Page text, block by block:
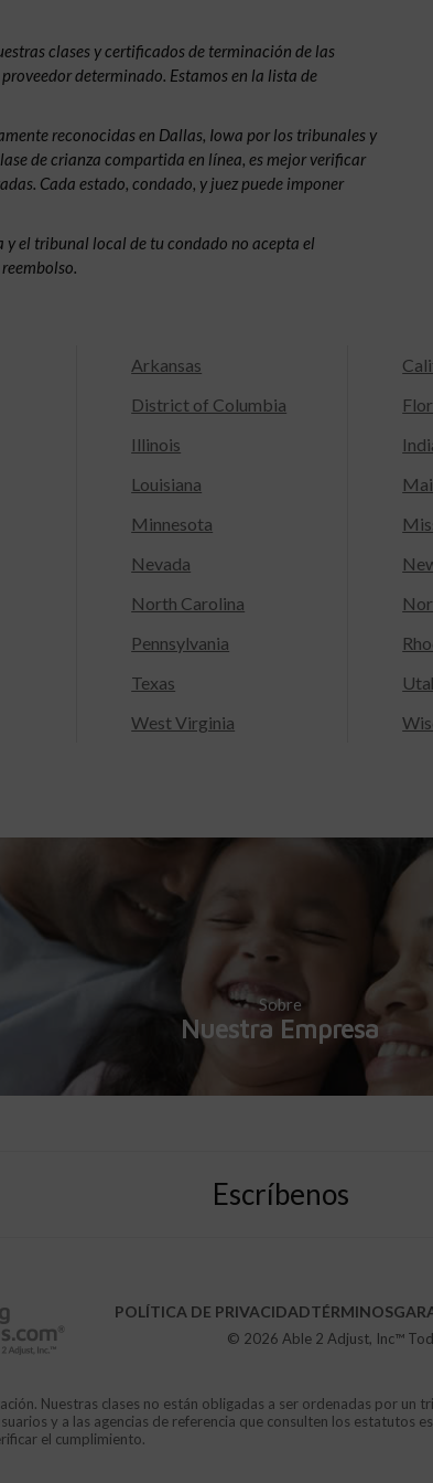
clases y certificados de terminación de las
determinado. Estamos en la lista de
reconocidas en Dallas, Iowa por los tribunales y
de crianza compartida en línea, es mejor verificar
Cada estado, condado, y juez puede imponer
y el tribunal local de tu condado no acepta el
Arkansas
District of Columbia
Illinois
Louisiana
Minnesota
Nevada
North Carolina
Pennsylvania
Texas
West Virginia
Sobre
Nuestra Empresa
Escríbenos
POLÍTICA DE PRIVACIDADTÉRMINOS
© 2026 Able 2 Adjust, Inc™
Nuestras clases no están obligadas a ser ordenadas por un
y a las agencias de referencia que consulten los estatutos
el cumplimiento.